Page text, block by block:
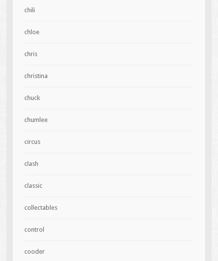
chili
chloe
chris
christina
chuck
chumlee
circus
clash
classic
collectables
control
cooder